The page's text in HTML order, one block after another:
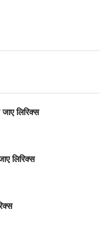
लिरिक्स
लिरिक्स